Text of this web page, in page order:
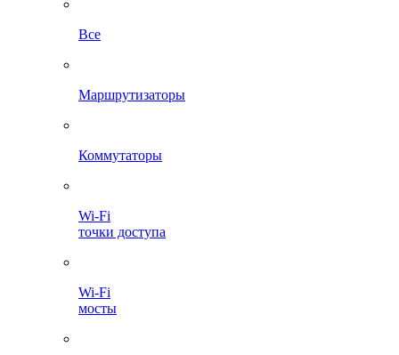
Все
Маршрутизаторы
Коммутаторы
Wi-Fi
точки доступа
Wi-Fi
мосты